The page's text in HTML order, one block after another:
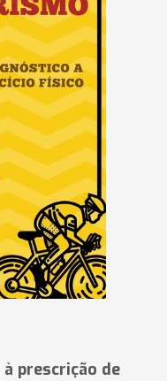
prescrição de